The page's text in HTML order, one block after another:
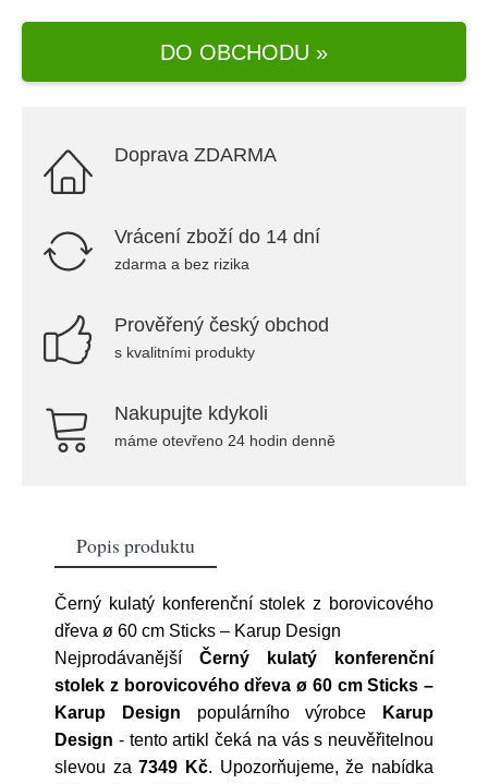
DO OBCHODU »
Doprava ZDARMA
Vrácení zboží do 14 dní
zdarma a bez rizika
Prověřený český obchod
s kvalitními produkty
Nakupujte kdykoli
máme otevřeno 24 hodin denně
Popis produktu
Černý kulatý konferenční stolek z borovicového
dřeva ø 60 cm Sticks – Karup Design
Nejprodávanější Černý kulatý konferenční
stolek z borovicového dřeva ø 60 cm Sticks –
Karup Design populárního výrobce
Karup
Design - tento artikl čeká na vás s neuvěřitelnou
slevou za7349 Kč. Upozorňujeme, že nabídka